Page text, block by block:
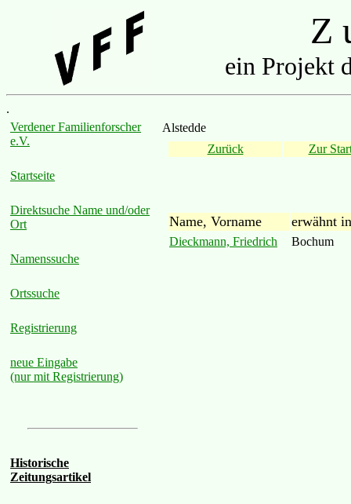
Z
ein Projekt
.
Verdener Familienforscher
e.V.
Startseite
Direktsuche Name und/oder
Ort
Namenssuche
Ortssuche
Registrierung
neue Eingabe
(nur mit Registrierung)
Historische
Zeitungsartikel
Alstedde
Zurück
Zur
Name, Vorname erwähnt in
Dieckmann, Friedrich Bochum